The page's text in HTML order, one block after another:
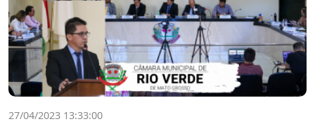
27/04/2023 13:33:00